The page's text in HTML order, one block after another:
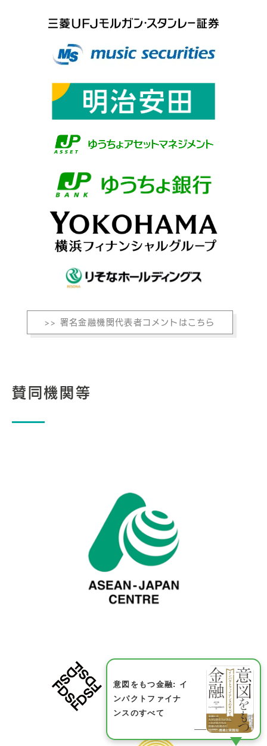
>> 署名金融機関代表者コメントはこちら
賛同機関等
意図をもつ金融: イ
ンパクトファイナ
ンスのすべて